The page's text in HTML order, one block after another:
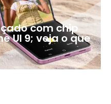
com chip
UI 9; veja o que